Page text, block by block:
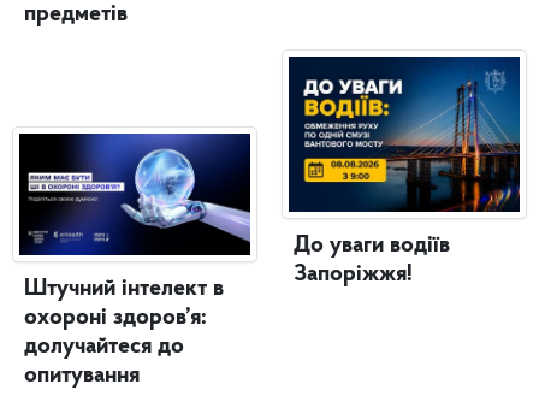
предметів
Штучний інтелект в
охороні здоров’я:
долучайтеся до
опитування
До уваги водіїв
Запоріжжя!